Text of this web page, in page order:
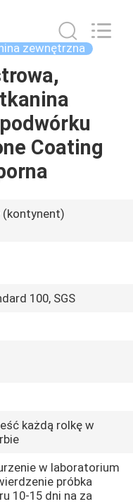
zewnętrzna
Coating
(kontynent)
100, SGS
każdą rolkę w
w laboratorium
próbka
10-15 dni na za